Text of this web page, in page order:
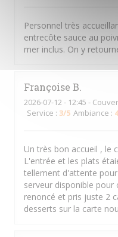
Personnel très
entrecôte sauce au
mer inclus. On y
Françoise B
2026-07-12 - 12:45 -
Service : 3/5 Ambiance : 4
Un très bon accueil , le
L'entrée et les plats
tellement d'attente
serveur disponible
renoncé et pris juste 2
desserts sur la carte